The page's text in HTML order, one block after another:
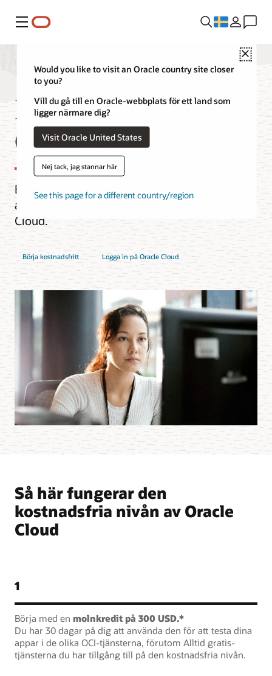
Meny
Close
Would you like to visit an Oracle country site closer
to you?
Vill du gå till en Oracle-webbplats för ett land som
ligger närmare dig?
Visit Oracle United States
Nej tack, jag stannar här
See this page for a different country/region
Kostnadsfri nivå av
Oracle Cloud
Bygg, testa och distribuera
applikationer kostnadsfritt i Oracle
Cloud.
Börja kostnadsfritt Logga in på Oracle Cloud
Så här fungerar den
kostnadsfria nivån av Oracle
Cloud
1
Börja med en molnkredit på 300 USD.*
Du har 30 dagar på dig att använda den för att testa dina
appar i de olika OCI-tjänsterna, förutom Alltid gratis-
tjänsterna du har tillgång till på den kostnadsfria nivån.